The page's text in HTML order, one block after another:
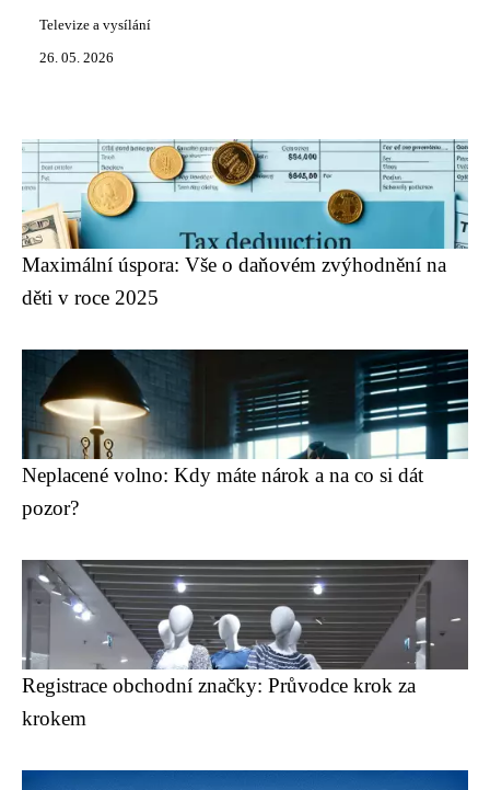
Televize a vysílání
26. 05. 2026
Maximální úspora: Vše o daňovém zvýhodnění na
děti v roce 2025
Neplacené volno: Kdy máte nárok a na co si dát
pozor?
Registrace obchodní značky: Průvodce krok za
krokem